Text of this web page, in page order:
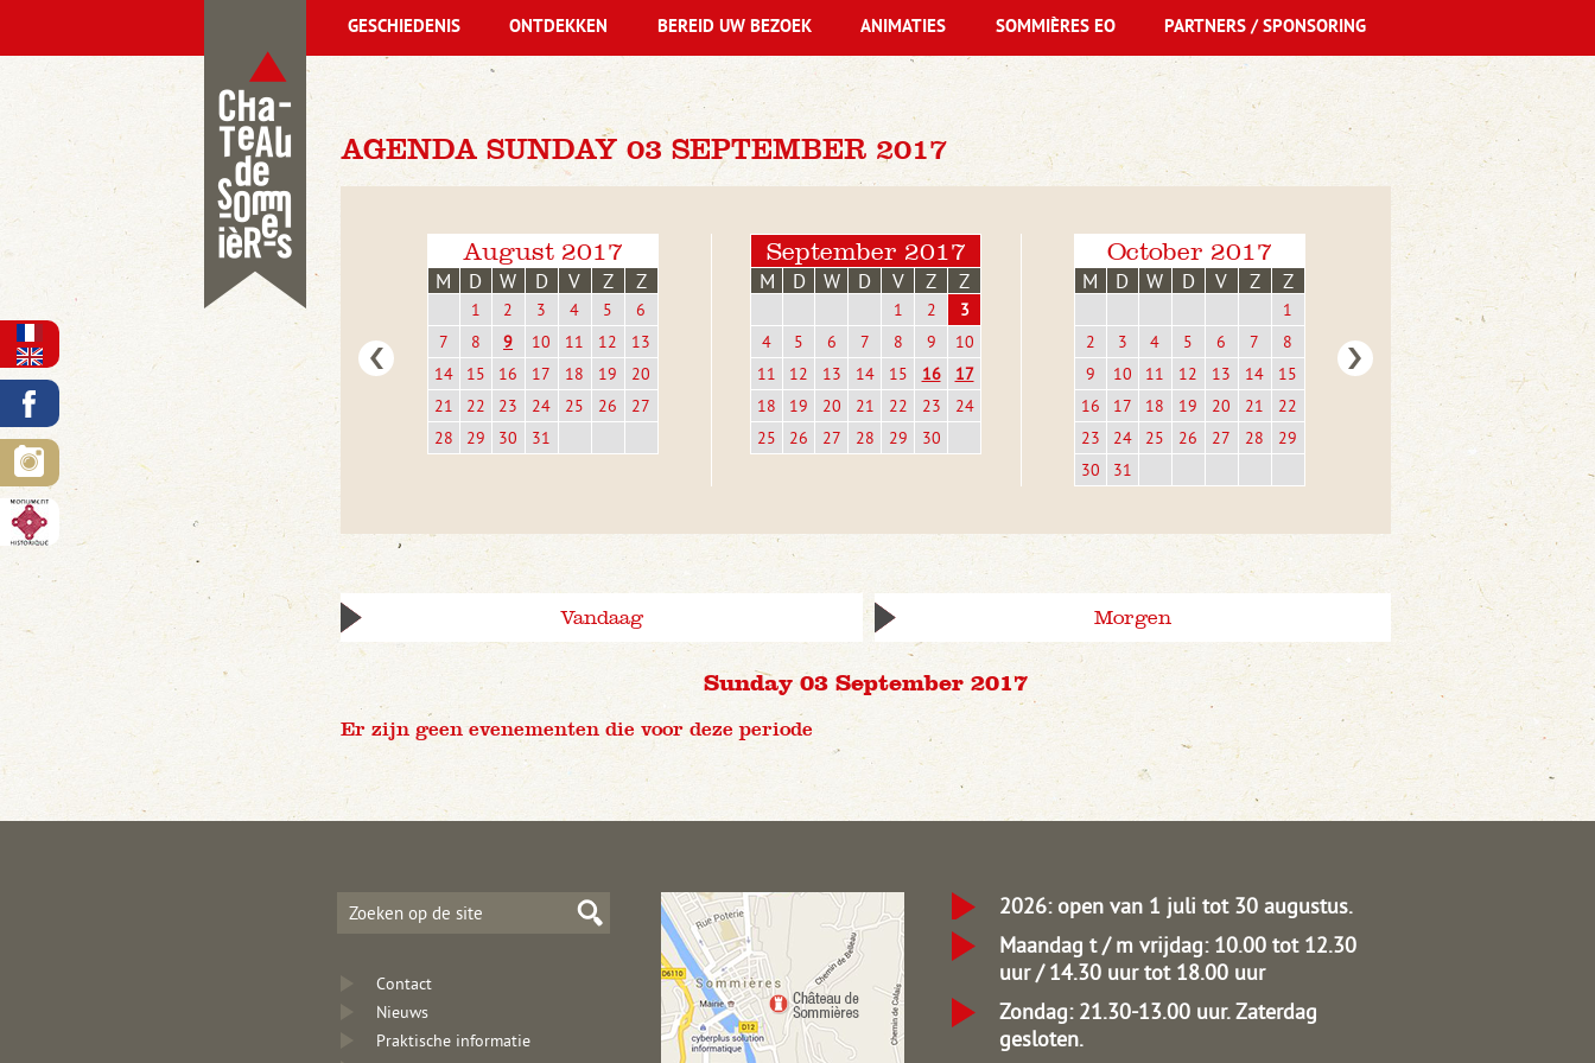
AGENDA SUNDAY 03 SEPTEMBER 2017
August 2017
M D W D V Z Z
1 2 3 4 5
6
7
8 9 10 11 12
13
14
15 16 17 18 19
20
21
22 23 24 25 26
27
28
29 30 31
September 2017
M D W D V Z Z
1 2
3
4
5 6 7 8 9
10
11
12 13 14 15 16
17
18
19 20 21 22 23
24
25
26 27 28 29 30
October 2017
M D W D V Z Z
1
2
3 4 5 6 7
8
9
10 11 12 13 14
15
16
17 18 19 20 21
22
23
24 25 26 27 28
29
30
31
Vandaag Morgen
Sunday 03 September 2017
Er zijn geen evenementen die voor deze periode
GESCHIEDENIS ONTDEKKEN BEREID UW BEZOEK ANIMATIES SOMMIÈRES EO PARTNERS / SPONSORING
Contact
Nieuws
Praktische informatie
2026: open van 1 juli tot 30 augustus.
Maandag t / m vrijdag: 10.00 tot 12.30
uur / 14.30 uur tot 18.00 uur
Zondag: 21.30-13.00 uur.Zaterdag
gesloten.